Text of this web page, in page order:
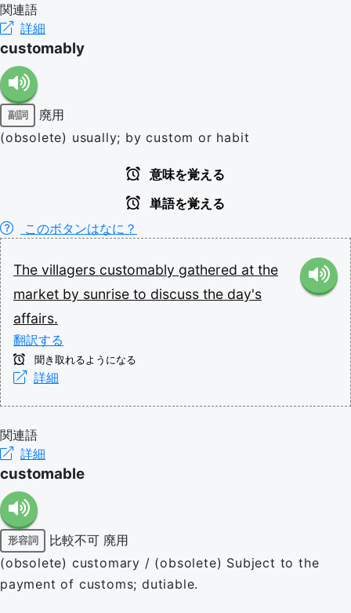
関連語
詳細
customably
副詞
廃用
(obsolete) usually; by custom or habit
意味を覚える
単語を覚える
このボタンはなに？
The villagers customably gathered at the
market by sunrise to discuss the day's
affairs.
翻訳する
聞き取れるようになる
詳細
関連語
詳細
customable
形容詞 比較不可 廃用
(obsolete) customary / (obsolete) Subject to the
payment of customs; dutiable.